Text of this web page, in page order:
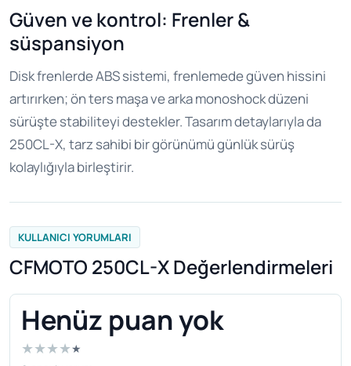
Güven ve kontrol: Frenler &
süspansiyon
Disk frenlerde ABS sistemi, frenlemede güven hissini
artırırken; ön ters maşa ve arka monoshock düzeni
sürüşte stabiliteyi destekler. Tasarım detaylarıyla da
250CL-X, tarz sahibi bir görünümü günlük sürüş
kolaylığıyla birleştirir.
KULLANICI YORUMLARI
CFMOTO 250CL-X Değerlendirmeleri
Henüz puan yok
★★★★★